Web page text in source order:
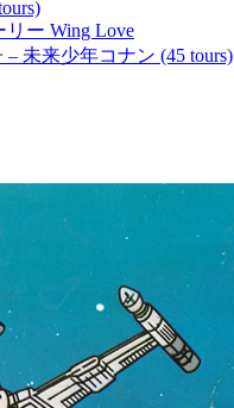
リー Wing Love
– 未来少年コナン (45 tours)